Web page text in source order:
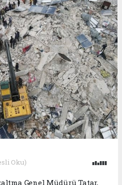
Oku)
Genel Müdürü Tatar,